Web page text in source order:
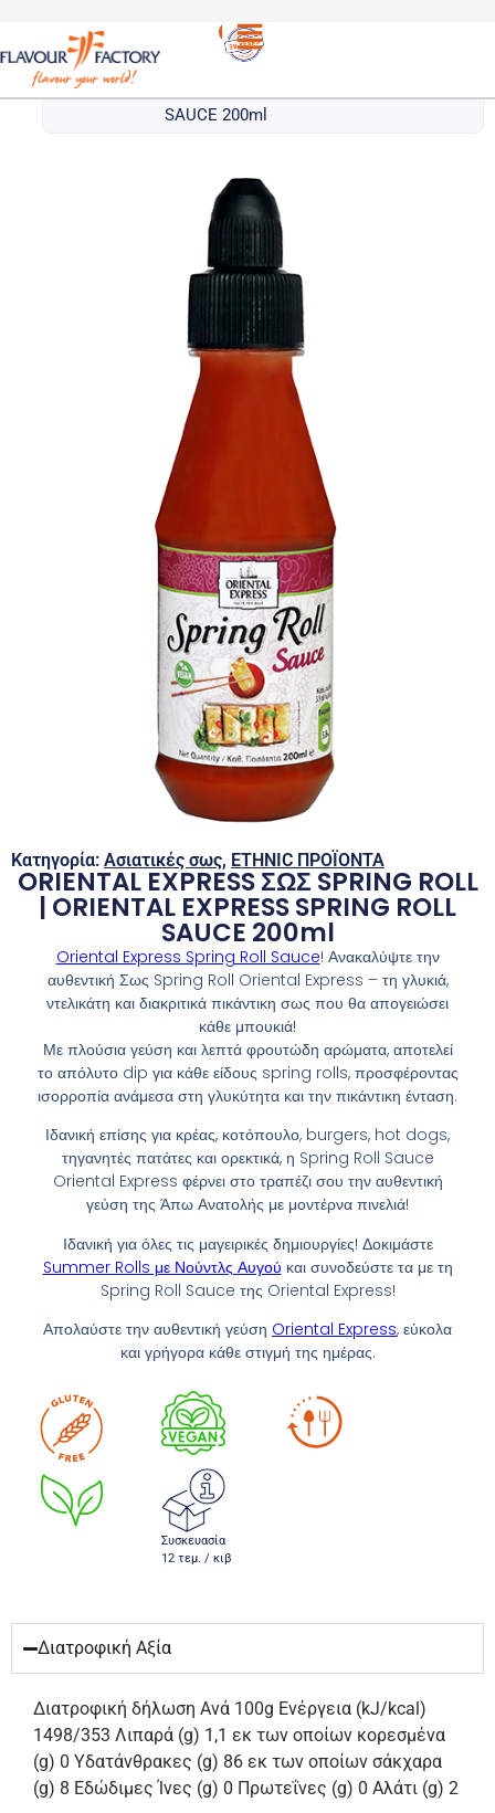
Ασιατικές
σως
/
ORIENTAL EXPRESS ΣΩΣ SPRING ROLL |
SAUCE 200ml
Κατηγορία: Ασιατικές σως, ETHNIC ΠΡΟΪΟΝΤΑ
ORIENTAL EXPRESS ΣΩΣ SPRING ROLL
| ORIENTAL EXPRESS SPRING ROLL
SAUCE 200ml
Oriental Express Spring Roll Sauce! Ανακαλύψτε την
αυθεντική Σως Spring Roll Oriental Express – τη γλυκιά,
ντελικάτη και διακριτικά πικάντικη σως που θα απογειώσει
κάθε μπουκιά!
Με πλούσια γεύση και λεπτά φρουτώδη αρώματα, αποτελεί
το απόλυτο dip για κάθε είδους spring rolls, προσφέροντας
ισορροπία ανάμεσα στη γλυκύτητα και την πικάντικη ένταση.
Ιδανική επίσης για κρέας, κοτόπουλο, burgers, hot dogs,
τηγανητές πατάτες και ορεκτικά, η Spring Roll Sauce
Oriental Express φέρνει στο τραπέζι σου την αυθεντική
γεύση της Άπω Ανατολής με μοντέρνα πινελιά!
Ιδανική για όλες τις μαγειρικές δημιουργίες! Δοκιμάστε
Summer Rolls με Νούντλς Αυγού και συνοδεύστε τα με τη
Spring Roll Sauce της Oriental Express!
Απολαύστε την αυθεντική γεύση Oriental Express, εύκολα
και γρήγορα κάθε στιγμή της ημέρας.
Συσκευασία
12 τεμ. / κιβ
Διατροφική Αξία
Διατροφική δήλωση Ανά 100g Ενέργεια (kJ/kcal)
1498/353 Λιπαρά (g) 1,1 εκ των οποίων κορεσμένα
(g) 0 Υδατάνθρακες (g) 86 εκ των οποίων σάκχαρα
(g) 8 Εδώδιμες Ίνες (g) 0 Πρωτεΐνες (g) 0 Αλάτι (g) 2